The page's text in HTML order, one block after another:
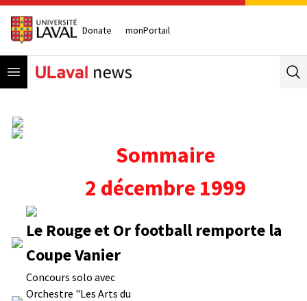
Donate monPortail
Open menu
Sommaire
2 décembre 1999
Le Rouge et Or football remporte la
Coupe Vanier
Concours solo avec
Orchestre "Les Arts du